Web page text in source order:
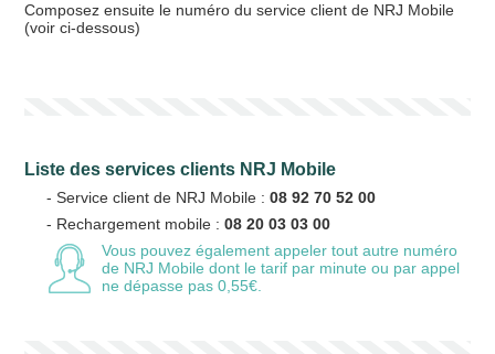
Composez ensuite le numéro du service client de NRJ Mobile
(voir ci-dessous)
Liste des services clients NRJ Mobile
- Service client de NRJ Mobile :08 92 70 52 00
- Rechargement mobile :08 20 03 03 00
Vous pouvez également appeler tout autre numéro
de NRJ Mobile dont le tarif par minute ou par appel
ne dépasse pas 0,55€.